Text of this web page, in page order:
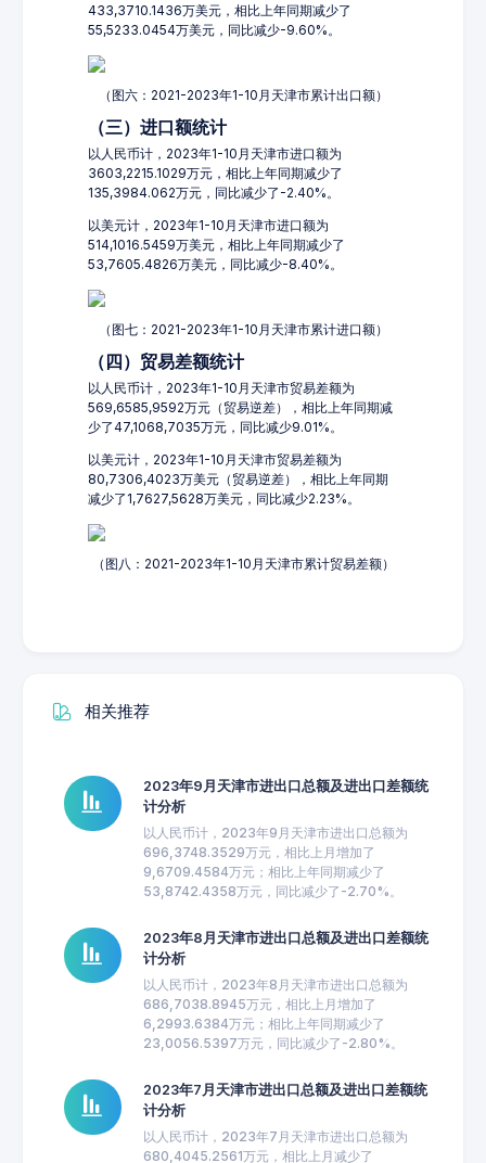
433,3710.1436万美元，相比上年同期减少了
55,5233.0454万美元，同比减少-9.60%。
（图六：2021-2023年1-10月天津市累计出口额）
（三）进口额统计
以人民币计，2023年1-10月天津市进口额为
3603,2215.1029万元，相比上年同期减少了
135,3984.062万元，同比减少了-2.40%。
以美元计，2023年1-10月天津市进口额为
514,1016.5459万美元，相比上年同期减少了
53,7605.4826万美元，同比减少-8.40%。
（图七：2021-2023年1-10月天津市累计进口额）
（四）贸易差额统计
以人民币计，2023年1-10月天津市贸易差额为
569,6585,9592万元（贸易逆差），相比上年同期减
少了47,1068,7035万元，同比减少9.01%。
以美元计，2023年1-10月天津市贸易差额为
80,7306,4023万美元（贸易逆差），相比上年同期
减少了1,7627,5628万美元，同比减少2.23%。
（图八：2021-2023年1-10月天津市累计贸易差额）
相关推荐
2023年9月天津市进出口总额及进出口差额统
计分析
以人民币计，2023年9月天津市进出口总额为
696,3748.3529万元，相比上月增加了
9,6709.4584万元；相比上年同期减少了
53,8742.4358万元，同比减少了-2.70%。
2023年8月天津市进出口总额及进出口差额统
计分析
以人民币计，2023年8月天津市进出口总额为
686,7038.8945万元，相比上月增加了
6,2993.6384万元；相比上年同期减少了
23,0056.5397万元，同比减少了-2.80%。
2023年7月天津市进出口总额及进出口差额统
计分析
以人民币计，2023年7月天津市进出口总额为
680,4045.2561万元，相比上月减少了